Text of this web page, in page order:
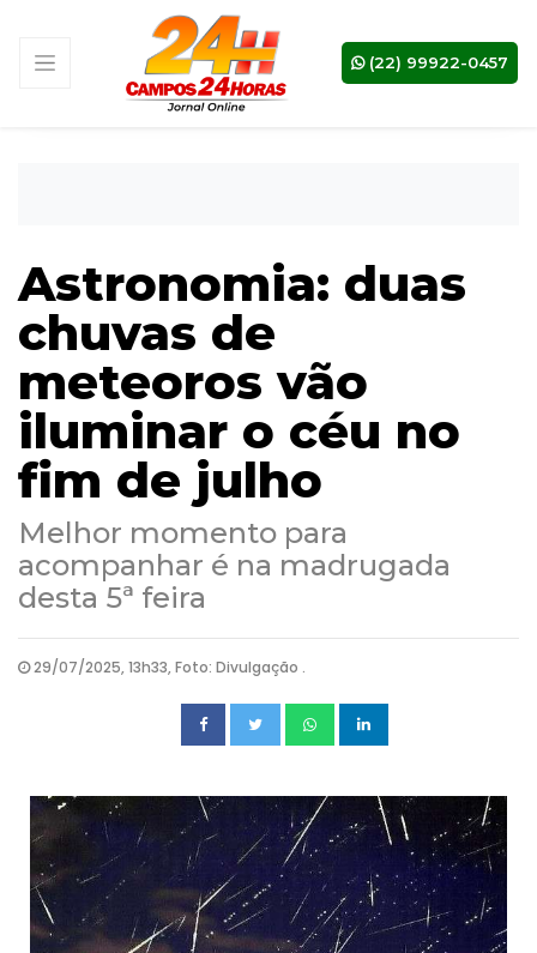
(22) 99922-0457
Astronomia: duas
chuvas de
meteoros vão
iluminar o céu no
fim de julho
Melhor momento para
acompanhar é na madrugada
desta 5ª feira
29/07/2025, 13h33, Foto: Divulgação .